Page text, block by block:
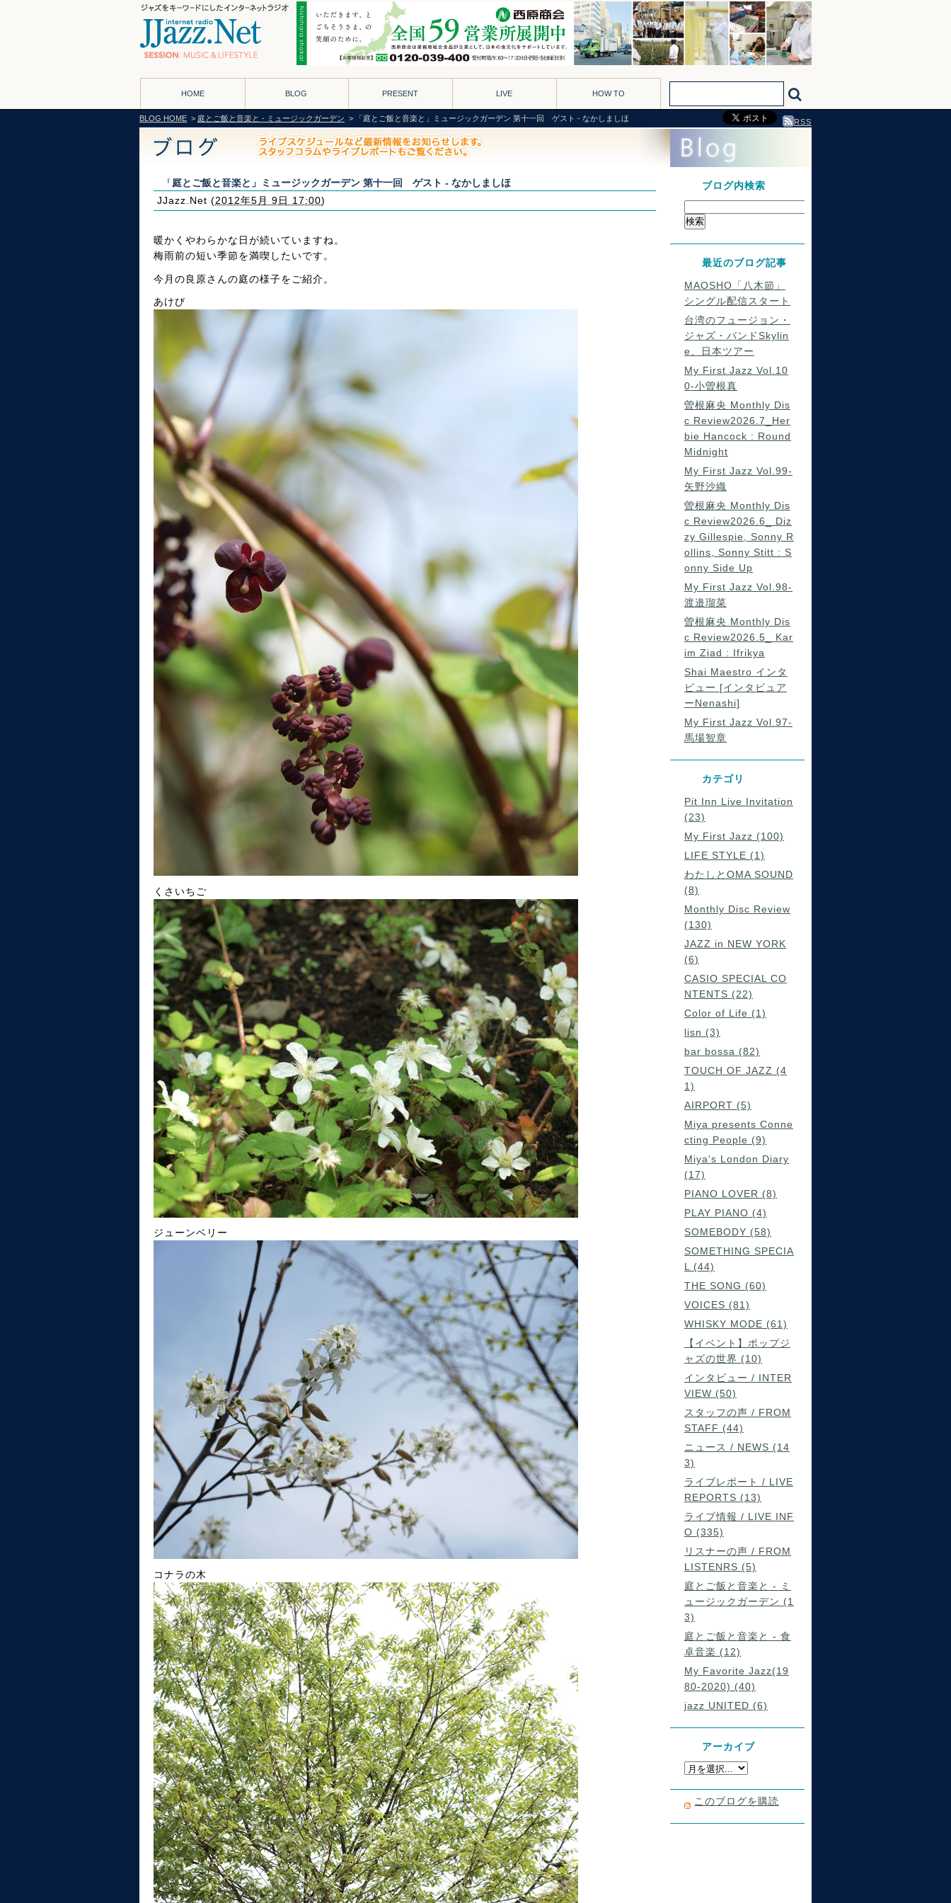
HOME BLOG PRESENT LIVE HOW TO
BLOG HOME > 庭とご飯と音楽と - ミュージックガーデン > 「庭とご飯と音楽と」ミュージックガーデン 第十一回 ゲスト - なかしましほ RSS
「庭とご飯と音楽と」ミュージックガーデン 第十一回 ゲスト - なかしましほ
JJazz.Net (2012年5月 9日 17:00)
暖かくやわらかな日が続いていますね。
梅雨前の短い季節を満喫したいです。
今月の良原さんの庭の様子をご紹介。
あけび
くさいちご
ジューンベリー
コナラの木
ブログ内検索
最近のブログ記事
MAOSHO「八木節」
シングル配信スタート
台湾のフュージョン・
ジャズ・バンドSkylin
e、日本ツアー
My First Jazz Vol.10
0-小曽根真
曽根麻央 Monthly Dis
c Review2026.7_Her
bie Hancock : Round
Midnight
My First Jazz Vol.99-
矢野沙織
曽根麻央 Monthly Dis
c Review2026.6_ Diz
zy Gillespie, Sonny R
ollins, Sonny Stitt : S
onny Side Up
My First Jazz Vol.98-
渡邉瑠菜
曽根麻央 Monthly Dis
c Review2026.5_ Kar
im Ziad : Ifrikya
Shai Maestro インタ
ビュー [インタビュア
ーNenashi]
My First Jazz Vol.97-
馬場智章
カテゴリ
Pit Inn Live Invitation
(23)
My First Jazz (100)
LIFE STYLE (1)
わたしとOMA SOUND
(8)
Monthly Disc Review
(130)
JAZZ in NEW YORK
(6)
CASIO SPECIAL CO
NTENTS (22)
Color of Life (1)
lisn (3)
bar bossa (82)
TOUCH OF JAZZ (4
1)
AIRPORT (5)
Miya presents Conne
cting People (9)
Miya's London Diary
(17)
PIANO LOVER (8)
PLAY PIANO (4)
SOMEBODY (58)
SOMETHING SPECIA
L (44)
THE SONG (60)
VOICES (81)
WHISKY MODE (61)
【イベント】ポップジ
ャズの世界 (10)
インタビュー / INTER
VIEW (50)
スタッフの声 / FROM
STAFF (44)
ニュース / NEWS (14
3)
ライブレポート / LIVE
REPORTS (13)
ライブ情報 / LIVE INF
O (335)
リスナーの声 / FROM
LISTENRS (5)
庭とご飯と音楽と - ミ
ュージックガーデン (1
3)
庭とご飯と音楽と - 食
卓音楽 (12)
My Favorite Jazz(19
80-2020) (40)
jazz UNITED (6)
アーカイブ
このブログを購読